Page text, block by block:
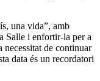
una vida”, amb
Salle i enfortir-la per a
de continuar
data és un recordatori